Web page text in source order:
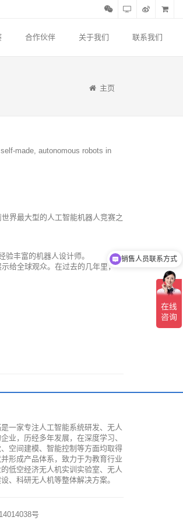
合作伙伴 关于我们 联系我们
主页
made, autonomous robots in
界最大型的人工智能机器人竞赛之
丰富的机器人设计师。
给全球观众。在过去的几年里，
一家专注人工智能系统研发、无人
业，历经多年发展，在深度学习、
空间建模、智能控制等方面均取得
形成产品体系，致力于为教育行业
低空经济无人机实训实验室、无人
、科研无人机等整体解决方案。
号
销售人员联系方式